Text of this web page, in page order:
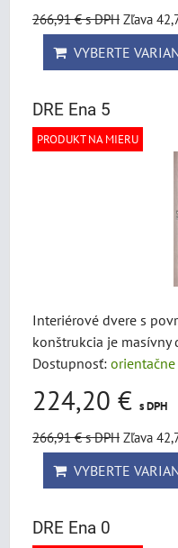
266,91 €s DPH Zľava
VYBERTE
DRE Ena 5
PRODUKT NA MIERU
Interiérové dvere s
konštrukcia je masívny
Dostupnosť:
224,20 € s DPH
266,91 €s DPH Zľava
VYBERTE
DRE Ena 0